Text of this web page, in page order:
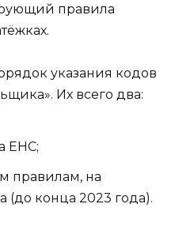
правила
указания кодов
Их всего два:
ЕНС;
правилам, на
(до конца 2023 года).